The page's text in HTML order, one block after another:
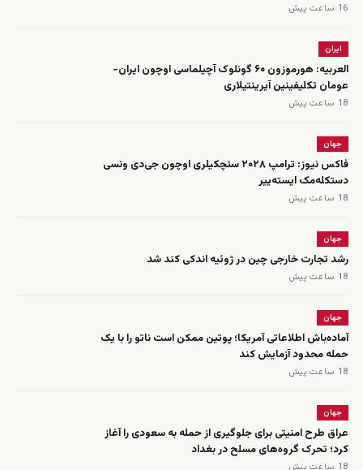
16 ساعت پیش
ایران
العربیه: هورموزون ۶۰ گونلوک آچیلماسی اوچون ایران-
عومان تکلیفینین آیرینتیلاری
18 ساعت پیش
جهان
فاکس نیوز: ترامپ ۲۰۲۸ سئچکیلری اوچون جی‌دی ونسی
دستکله‌مک ایسته‌ییر
18 ساعت پیش
جهان
رشد تجارت خارجی چین در ژوئیه اندکی کند شد
18 ساعت پیش
جهان
آماده‌باش اطلاعاتی آمریکا؛ پوتین ممکن است ناتو را با یک
حمله محدود آزمایش کند
18 ساعت پیش
جهان
عراق طرح امنیتی برای جلوگیری از حمله به سعودی را آغاز
کرد؛ تحرک گروه‌های مسلح در بغداد
18 ساعت پیش